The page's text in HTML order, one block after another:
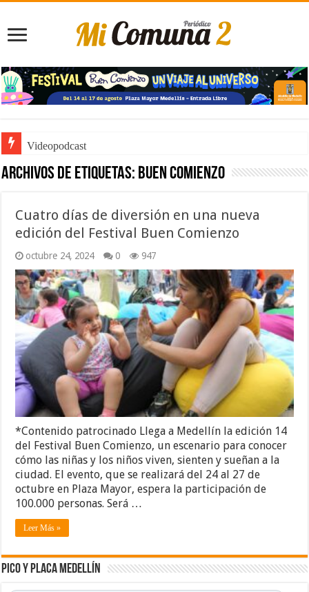
Videopodcast
Archivos de etiquetas: Buen comienzo
Cuatro días de diversión en una nueva
edición del Festival Buen Comienzo
octubre 24, 2024 0 947
*Contenido patrocinado Llega a Medellín la edición 14
del Festival Buen Comienzo, un escenario para conocer
cómo las niñas y los niños viven, sienten y sueñan a la
ciudad. El evento, que se realizará del 24 al 27 de
octubre en Plaza Mayor, espera la participación de
100.000 personas. Será …
Leer Más »
Pico y placa Medellín